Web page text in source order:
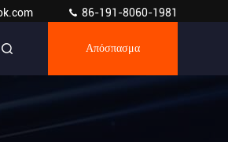
86-191-8060-1981
Απόσπασμα